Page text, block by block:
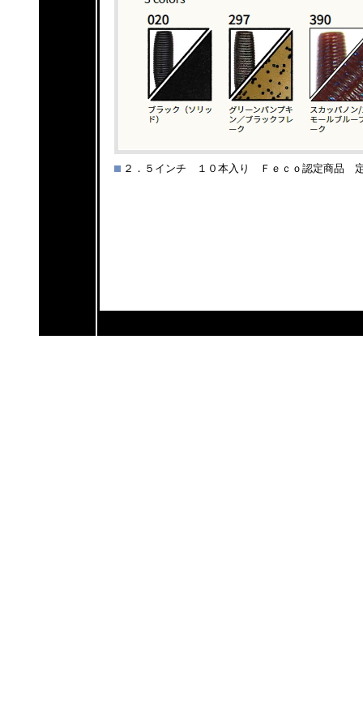
２．５インチ １０本入り Ｆｅｃｏ認定商品